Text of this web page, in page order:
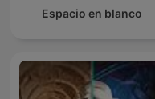
Espacio en blanco